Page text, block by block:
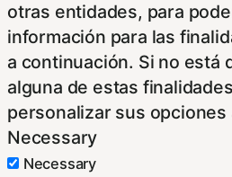
otras entidades, para
información para las
a continuación. Si no está
alguna de estas
personalizar sus opciones
Necessary
Necessary